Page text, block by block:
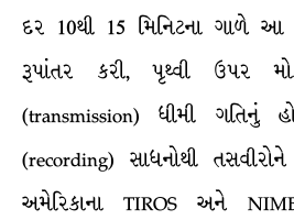
દર 10થી 15 મિનિટના ગાળે આ
રૂપાંતર કરી, પૃથ્વી ઉપર
(transmission) ધીમી ગતિનું
(recording) સાધનોથી
અમેરિકાના TIROS અને